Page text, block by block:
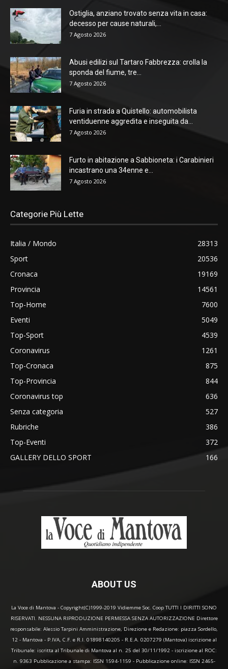
Ostiglia, anziano trovato senza vita in casa:
decesso per cause naturali,...
7 Agosto 2026
Abusi edilizi sul Tartaro Fabbrezza: crolla la
sponda del fiume, tre...
7 Agosto 2026
Furia in strada a Quistello: automobilista
ventiduenne aggredita e inseguita da...
7 Agosto 2026
Furto in abitazione a Sabbioneta: i Carabinieri
incastrano una 34enne e...
7 Agosto 2026
Categorie Più Lette
Italia / Mondo
28313
Sport
20536
Cronaca
19169
Provincia
14561
Top-Home
7600
Eventi
5049
Top-Sport
4539
Coronavirus
1261
Top-Cronaca
875
Top-Provincia
844
Coronavirus top
636
Senza categoria
527
Rubriche
386
Top-Eventi
372
GALLERY DELLO SPORT
166
ABOUT US
La Voce di Mantova - Copyright(C)1999-2019 Vidiemme Soc. Coop TUTTI I DIRITTI SONO
RISERVATI. NESSUNA RIPRODUZIONE PERMESSA SENZA AUTORIZZAZIONE Direttore
responsabile: Alessio Tarpini Amministrazione, Direzione e Redazione: piazza Sordello,
12 - Mantova - P.IVA, C.F. e R.I. 01898140205 - R.E.A. 0207279 (Mantova) iscrizione al
Tribunale: iscritta al Tribunale di Mantova al n. 25 del 30/11/1992 - iscrizione al ROC:
n. 9363 Pubblicazione a stampa: ISSN 1594-1159 - Pubblicazione online: ISSN 2465-